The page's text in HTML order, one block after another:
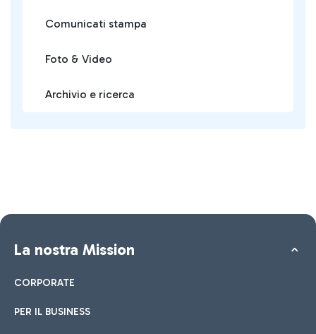
Comunicati stampa
Foto & Video
Archivio e ricerca
La nostra Mission
CORPORATE
PER IL BUSINESS